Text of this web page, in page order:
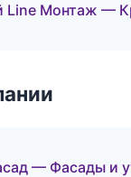
Line Монтаж —
— Фасады и